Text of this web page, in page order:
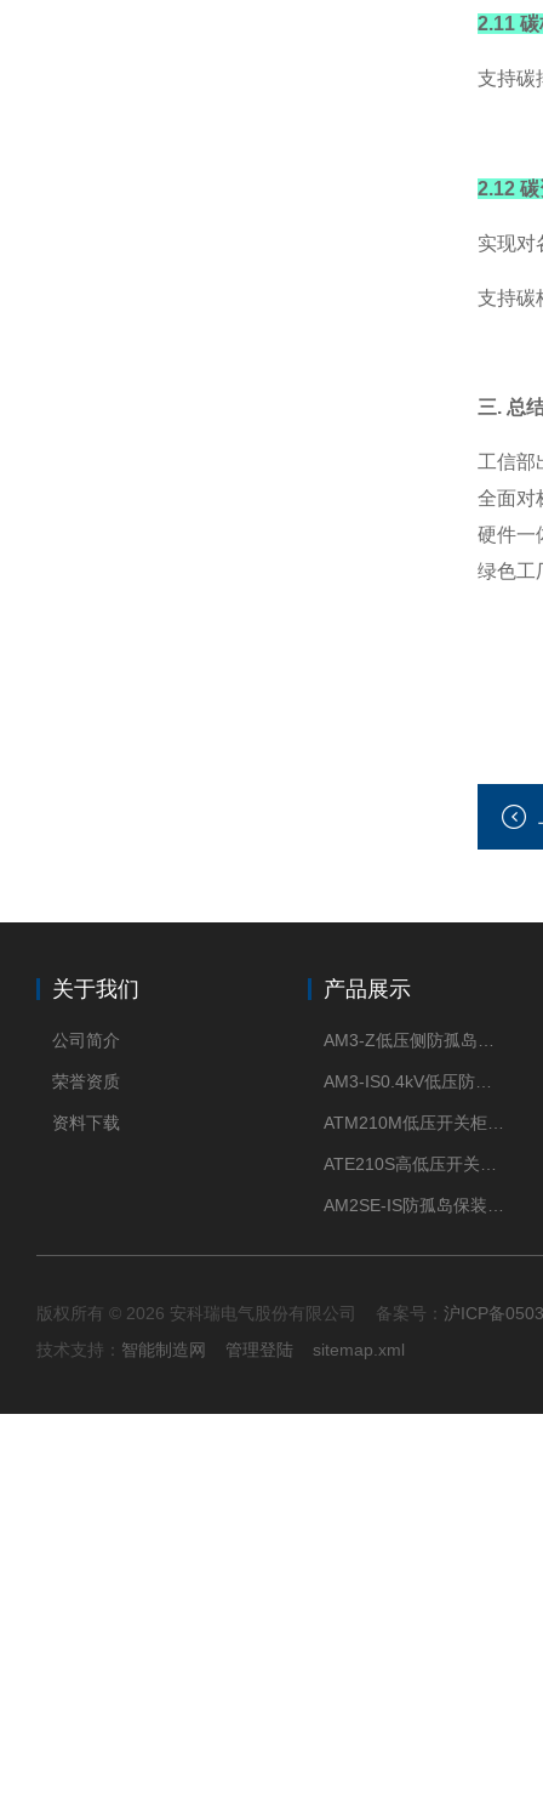
2.11
支持碳
2.12
实现对
支持碳
三. 总
工信部
全面对
硬件一
绿色工
关于我们
公司简介
荣誉资质
资料下载
产品展示
AM3-Z低压侧防孤岛保护装置光伏电站并网柜防逆流
AM3-IS0.4kV低压防孤岛装置新能源并网点保护装置
ATM210M低压开关柜电气接点温度监测传感器无线测温
ATE210S高低压开关柜无线测温传感器电气接点温度
AM2SE-IS防孤岛保装置 高低压柜三段式过流保护告警
版权所有 © 2026 安科瑞电气股份有限公司 备案号： 沪ICP备
技术支持： 智能制造网 管理登陆 sitemap.xml